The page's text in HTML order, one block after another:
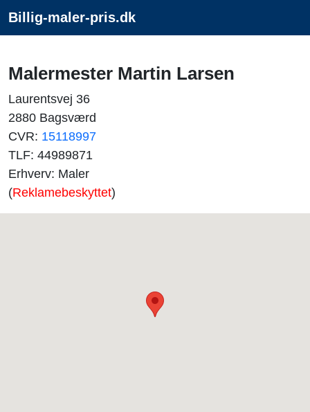
Billig-maler-pris.dk
Malermester Martin Larsen
Laurentsvej 36
2880 Bagsværd
CVR: 15118997
TLF: 44989871
Erhverv: Maler
(Reklamebeskyttet)